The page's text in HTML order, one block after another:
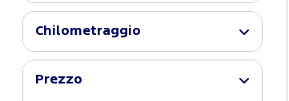
Chilometraggio
Prezzo